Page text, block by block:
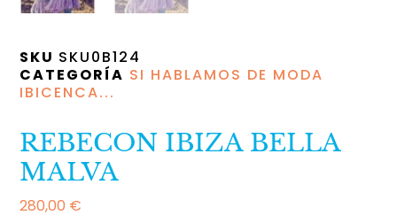
SKU SKU0B124
CATEGORÍA SI HABLAMOS DE MODA
IBICENCA...
REBECON IBIZA BELLA
MALVA
280,00 €